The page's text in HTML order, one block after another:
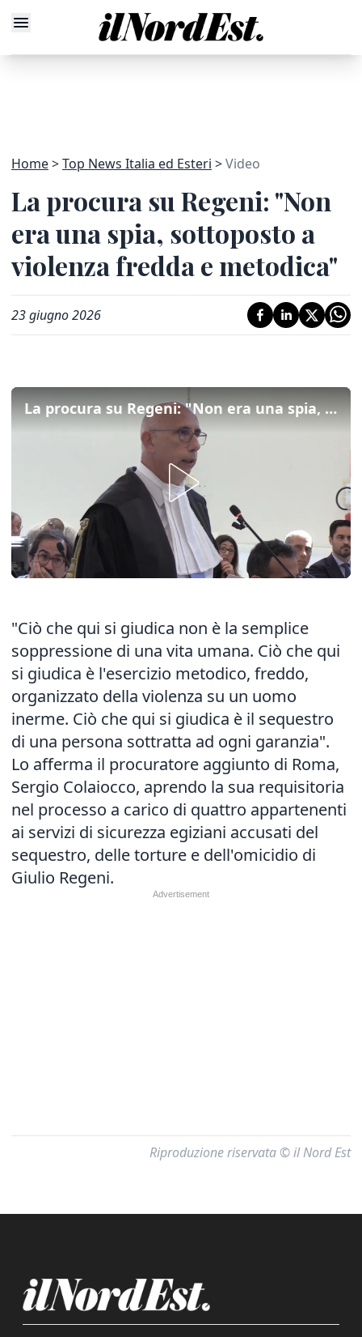
Home Top News Italia ed Esteri Video
La procura su Regeni: "Non
era una spia, sottoposto a
violenza fredda e metodica"
23 giugno 2026
La procura su Regeni: "Non era una spia, sottoposto a violenza fredda e metodica"
"Ciò che qui si giudica non è la semplice
soppressione di una vita umana. Ciò che qui
si giudica è l'esercizio metodico, freddo,
organizzato della violenza su un uomo
inerme. Ciò che qui si giudica è il sequestro
di una persona sottratta ad ogni garanzia".
Lo afferma il procuratore aggiunto di Roma,
Sergio Colaiocco, aprendo la sua requisitoria
nel processo a carico di quattro appartenenti
ai servizi di sicurezza egiziani accusati del
sequestro, delle torture e dell'omicidio di
Giulio Regeni.
Riproduzione riservata © il Nord Est